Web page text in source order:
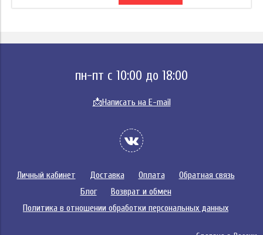
пн-пт с 10:00 до 18:00
📩Написать на E-mail
Личный кабинет Доставка Оплата
Обратная связь
Блог
Возврат и обмен
Политика в отношении обработки персональных данных